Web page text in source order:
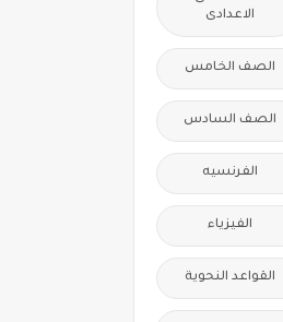
الاعدادى
الصف الخامس
الصف السادس
الفرنسيه
الفيزياء
القواعد النحوية